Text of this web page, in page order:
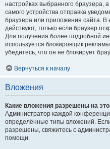
настройках выбранного браузера,
самого устройства отправка
браузера или приложения сайта. В
действуют, только если браузер
Для получения более подробной
используется блокировщик
убедитесь, что он не блокирует
Вернуться к началу
Вложения
Какие вложения разрешены на
Администратор каждой
определённые типы вложений.
разрешены, свяжитесь с
помощи.